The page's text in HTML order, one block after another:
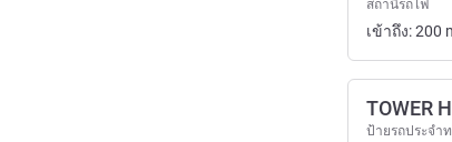
สถานีรถไฟ
เข้าถึง:200
TOWER
ป้ายรถประจำ